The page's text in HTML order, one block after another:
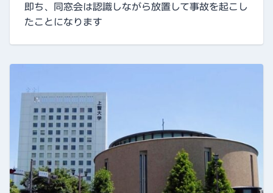
即ち、同窓会は認識しながら放置して事故を起こし
たことになります